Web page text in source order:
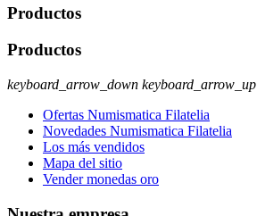
Productos
Productos
keyboard_arrow_down keyboard_arrow_up
Ofertas Numismatica Filatelia
Novedades Numismatica Filatelia
Los más vendidos
Mapa del sitio
Vender monedas oro